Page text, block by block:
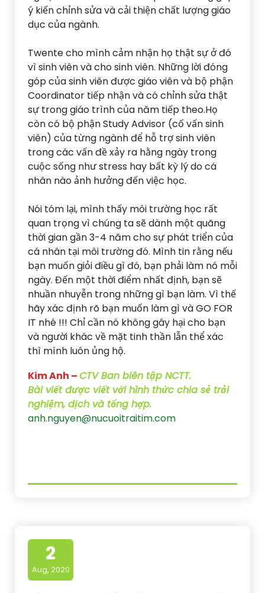
ý kiến chỉnh sửa và cải thiện chất lượng giáo
dục của ngành.
Twente cho mình cảm nhận họ thật sự ở đó
vì sinh viên và cho sinh viên. Những lời đóng
góp của sinh viên được giáo viên và bộ phận
Coordinator tiếp nhận và có chỉnh sửa thật
sự trong giáo trình của năm tiếp theo.Họ
còn có bộ phận Study Advisor (cố vấn sinh
viên) của từng ngành để hỗ trợ sinh viên
trong các vấn đề xảy ra hằng ngày trong
cuộc sống như stress hay bất kỳ lý do cá
nhân nào ảnh hưởng đến việc học.
Nói tóm lại, mình thấy môi trường học rất
quan trọng vì chúng ta sẽ dành một quãng
thời gian gần 3-4 năm cho sự phát triển của
cá nhân tại môi trường đó. Mình tin rằng nếu
bạn muốn giỏi điều gì đó, bạn phải làm nó mỗi
ngày. Đến một thời điểm nhất định, bạn sẽ
nhuần nhuyễn trong những gì bạn làm. Vì thế
hãy xác định rõ bạn muốn làm gì và GO FOR
IT nhé !!! Chỉ cần nó không gây hại cho bạn
và người khác về mặt tinh thần lẫn thể xác
thì mình luôn ủng hộ.
Kim Anh –CTV Ban biên tập NCTT.
Bài viết được viết với hình thức chia sẻ trải
nghiệm, dịch và tổng hợp.
anh.nguyen@nucuoitraitim.com
2
Aug, 2020